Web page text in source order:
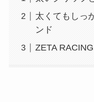
太くてもしっ
ンド
ZETA